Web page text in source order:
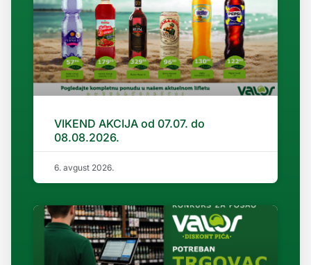
VIKEND AKCIJA od 07.07. do
08.08.2026.
6. avgust 2026.